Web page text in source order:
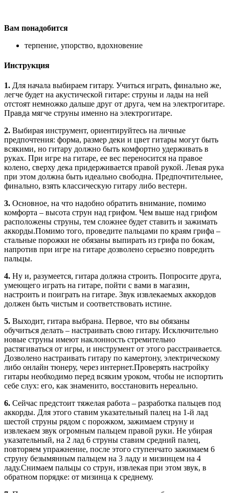
Вам понадобится
терпение, упорство, вдохновение
Инструкция
1. Для начала выбираем гитару. Учиться играть, финально же,
легче будет на акустической гитаре: струны и лады на ней
отстоят немножко дальше друг от друга, чем на электрогитаре.
Правда мягче струны именно на электрогитаре.
2. Выбирая инструмент, ориентируйтесь на личные
предпочтения: форма, размер деки и цвет гитары могут быть
всякими, но гитару должно быть комфортно удерживать в
руках. При игре на гитаре, ее вес переносится на правое
колено, сверху дека придерживается правой рукой. Левая рука
при этом должна быть идеально свободна. Предпочтительнее,
финально, взять классическую гитару либо вестерн.
3. Основное, на что надобно обратить внимание, помимо
комфорта – высота струн над грифом. Чем выше над грифом
расположены струны, тем сложнее будет ставить и зажимать
аккорды.Помимо того, проведите пальцами по краям грифа –
стальные порожки не обязаны выпирать из грифа по бокам,
напротив при игре на гитаре дозволено серьезно повредить
пальцы.
4. Ну и, разумеется, гитара должна строить. Попросите друга,
умеющего играть на гитаре, пойти с вами в магазин,
настроить и поиграть на гитаре. Звук извлекаемых аккордов
должен быть чистым и соответствовать истине.
5. Выходит, гитара выбрана. Первое, что вы обязаны
обучиться делать – настраивать свою гитару. Исключительно
новые струны имеют наклонность стремительно
растягиваться от игры, и инструмент от этого расстраивается.
Дозволено настраивать гитару по камертону, электрическому
либо онлайн тюнеру, через интернет.Проверять настройку
гитары необходимо перед всяким уроком, чтобы не испортить
себе слух: его, как знаменито, восстановить нереально.
6. Сейчас предстоит тяжелая работа – разработка пальцев под
аккорды. Для этого ставим указательный палец на 1-й лад
шестой струны рядом с порожком, зажимаем струну и
извлекаем звук огромным пальцем правой руки. Не убирая
указательный, на 2 лад 6 струны ставим средний палец,
повторяем упражнение, после этого ступенчато зажимаем 6
струну безымянным пальцем на 3 ладу и мизинцем на 4
ладу.Снимаем пальцы со струн, извлекая при этом звук, в
обратном порядке: от мизинца к среднему.